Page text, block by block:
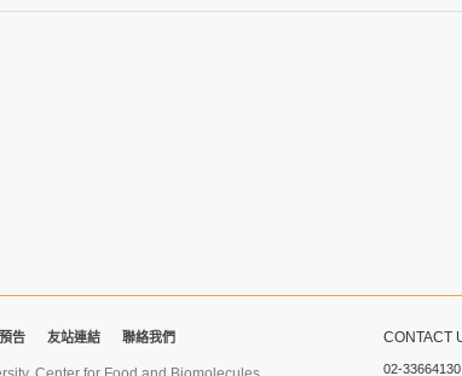
CONTACT
02-33664130
告 友站連結 聯絡我們